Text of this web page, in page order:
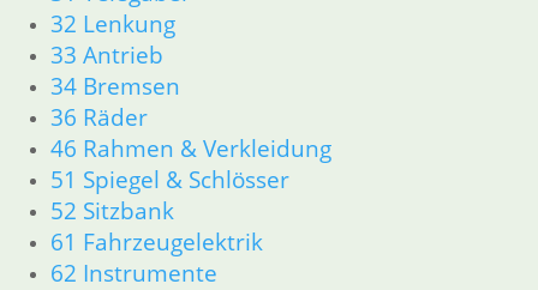
32 Lenkung
33 Antrieb
34 Bremsen
36 Räder
46 Rahmen & Verkleidung
51 Spiegel & Schlösser
52 Sitzbank
61 Fahrzeugelektrik
62 Instrumente